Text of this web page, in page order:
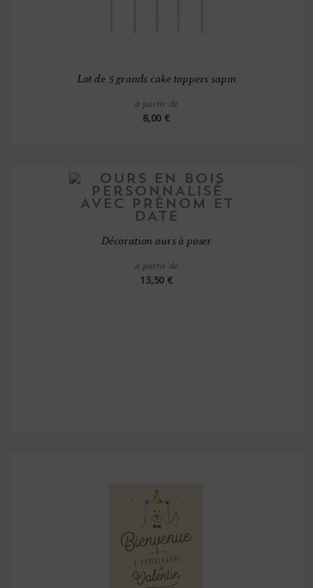
Lot de 5 grands cake toppers sapin
à partir de
8,00 €
Décoration ours à poser
à partir de
13,50 €